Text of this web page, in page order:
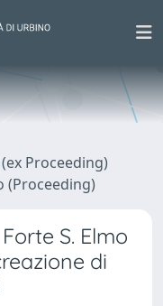
Proceeding)
(Proceeding)
S. Elmo
di